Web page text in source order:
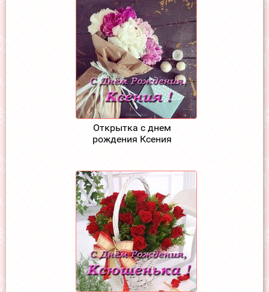
Открытка с днем
рождения Ксения